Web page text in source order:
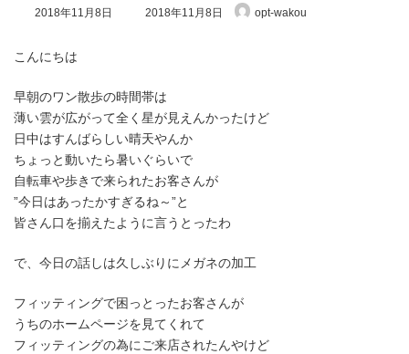
2018年11月8日
最
:
2018年11月8日 opt-wakou
こんにちは
早朝のワン散歩の時間帯は
薄い雲が広がって全く星が見えんかったけど
日中はすんばらしい晴天やんか
ちょっと動いたら暑いぐらいで
自転車や歩きで来られたお客さんが
”今日はあったかすぎるね～”と
皆さん口を揃えたように言うとったわ
で、今日の話しは久しぶりにメガネの加工
フィッティングで困っとったお客さんが
うちのホームページを見てくれて
フィッティングの為にご来店されたんやけど